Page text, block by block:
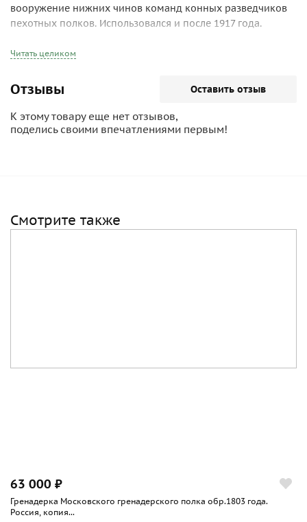
вооружение нижних чинов команд конных разведчиков
пехотных полков. Использовался и после 1917 года.
Читать целиком
Отзывы Оставить отзыв
К этому товару еще нет отзывов,
поделись своими впечатлениями первым!
Смотрите также
63 000 ₽
Гренадерка Московского гренадерского полка обр.1803 года.
Россия, копия...